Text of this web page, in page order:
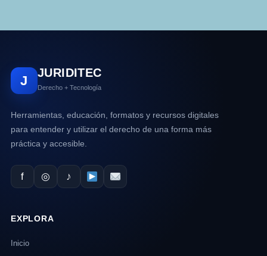
J
JURIDITEC
Derecho + Tecnología
Herramientas, educación, formatos y recursos digitales
para entender y utilizar el derecho de una forma más
práctica y accesible.
f ◎ ♪
EXPLORA
Inicio